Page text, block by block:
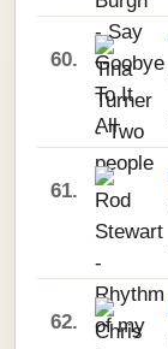
60.
61.
62.